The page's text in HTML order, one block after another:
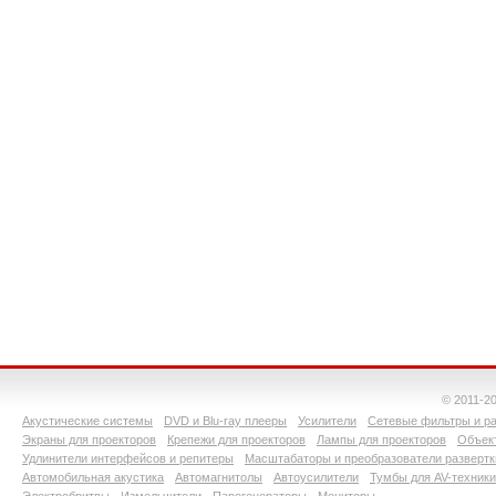
© 2011-
Акустические системы
DVD и Blu-ray плееры Усилители
Сетевые фильтры и
Экраны для проекторов
Крепежи для проекторов Лампы для проекторов
Удлинители интерфейсов и репитеры
Масштабаторы и преобразователи
Автомобильная акустика
Автомагнитолы Автоусилители
Тумбы для AV-техники